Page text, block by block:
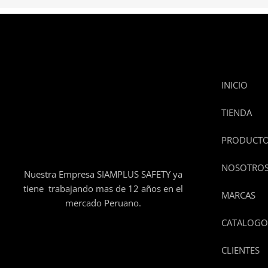
Nuestra Empresa SIAMPLUS SAFETY ya
tiene trabajando mas de 12 años en el
mercado Peruano.
INICIO
TIENDA
MARCAS
CATALOGO
CLIENTES